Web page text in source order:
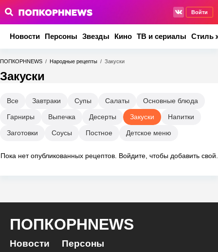
Войти
Новости Персоны Звезды Кино ТВ и сериалы Стиль
ПОПКОРНNEWS / Народные рецепты / Закуски
Закуски
Все Завтраки Супы Салаты Основные блюда
Гарниры Выпечка Десерты Закуски Напитки
Заготовки Соусы Постное Детское меню
Пока нет опубликованных рецептов. Войдите, чтобы добавить свой.
ПОПКОРНNEWS
Новости Персоны